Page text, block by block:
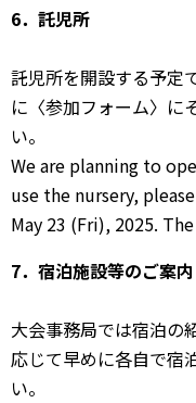
6．託児所
託児所を開設する予定
に〈参加フォーム〉に
い。
We are planning to
use the nursery,
May 23 (Fri), 2025.
7．宿泊施設等のご案内
⼤会事務局では宿泊の
応じて早めに各⾃で宿
い。